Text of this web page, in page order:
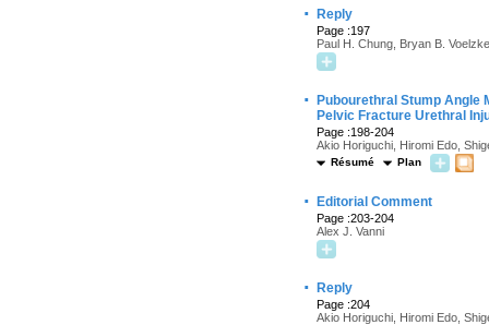
· Reply
Page :197
Paul H. Chung, Bryan B. Voelzke
·
Pubourethral Stump Angle
Pelvic Fracture Urethral
Page :198-204
Akio Horiguchi, Hiromi Edo,
Résumé Plan
· Editorial Comment
Page :203-204
Alex J. Vanni
· Reply
Page :204
Akio Horiguchi, Hiromi Edo,